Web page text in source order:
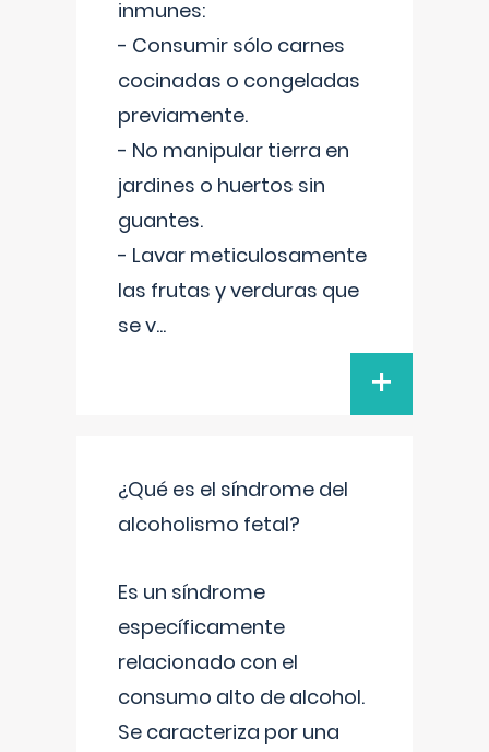
inmunes:
- Consumir sólo carnes
cocinadas o congeladas
previamente.
- No manipular tierra en
jardines o huertos sin
guantes.
- Lavar meticulosamente
las frutas y verduras que
se v...
+
¿Qué es el síndrome del
alcoholismo fetal?
Es un síndrome
específicamente
relacionado con el
consumo alto de alcohol.
Se caracteriza por una